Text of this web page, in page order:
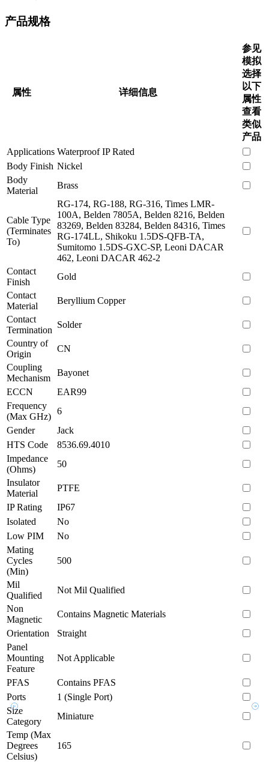
产品规格
属性 详细信息
参见
模拟
选择
以下
属性
查看
类似
产品
Applications Waterproof IP Rated
Body Finish Nickel
Body
Material
Brass
Cable Type
(Terminates
To)
RG-174, RG-188, RG-316, Times LMR-
100A, Belden 7805A, Belden 8216, Belden
83269, Belden 83284, Belden 84316, Times
RG-174LL, Shikoku 1.5DS-QFB-TA,
Sumitomo 1.5DS-GXC-SP, Leoni DACAR
462, Leoni DACAR 462-2
Contact
Finish
Gold
Contact
Material
Beryllium Copper
Contact
Termination
Solder
Country of
Origin
CN
Coupling
Mechanism
Bayonet
ECCN
EAR99
Frequency
(Max GHz)
6
Gender
Jack
HTS Code
8536.69.4010
Impedance
(Ohms)
50
Insulator
Material
PTFE
IP Rating
IP67
Isolated
No
Low PIM
No
Mating
Cycles
(Min)
500
Mil
Qualified
Not Mil Qualified
Non
Magnetic
Contains Magnetic Materials
Orientation
Straight
Panel
Mounting
Feature
Not Applicable
PFAS
Contains PFAS
Ports
1 (Single Port)
Size
Category
Miniature
Temp (Max
Degrees
Celsius)
165